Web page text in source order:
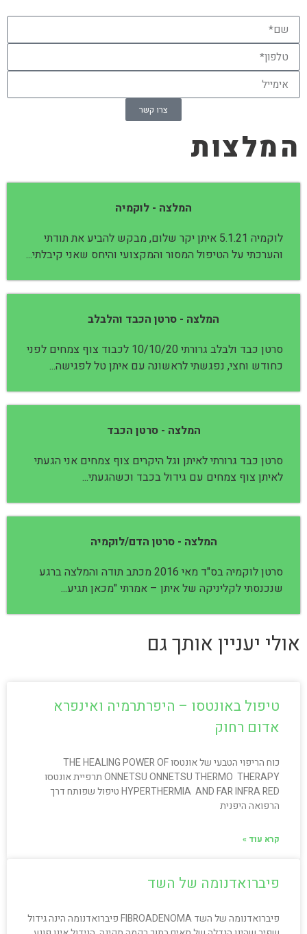
צרו קשר
המלצות
המלצה - לוקמיה
לוקמיה 5.1.21 איתן יקר שלום, מבקש להביע את תודתי
והערכתי על הטיפול המסור והמקצועי והיחס שאני קיבלתי...
המלצה - סרטן הכבד והלבלב
סרטן כבד ולבלב גרורתי 10/10/20 לכבוד צוף צמחים לפני
כחודש וחצי, נפגשתי לראשונה עם איתן טל לפגישה...
המלצה - סרטן הכבד
סרטן כבד גרורתי לאיתן וגל היקרים צוף צמחים אני הגעתי
לאיתן צוף צמחים עם גידול בכבד וכשהגעתי...
המלצה - סרטן הדם/לוקמיה
סרטן לוקמיה בס"ד מאי 2016 מכתב תודה והמלצה ברגע
שנכנסתי לקליניקה של איתן – אמרתי "מכאן תגיע...
אולי יעניין אותך גם
טיפול באונטסו – היפרתרמיה ואינפרא
אדום רחוק
כוח הריפוי הטבעי של אונטסו THE HEALING POWER OF
ONNETSU ONNETSU THERMO THERAPY תרפיית אונטסו
HYPERTHERMIA AND FAR INFRA RED טיפול שפותח דרך
הרפואה היפנית
קרא עוד »
פיברואדנומה של השד
פיברואדנומה של השד FIBROADENOMA פיברואדנומה הינה גידול